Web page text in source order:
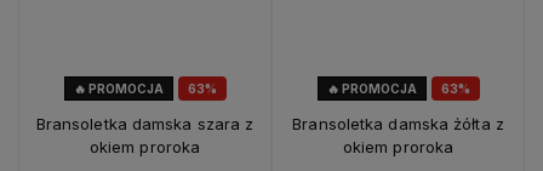
63%
🔥 PROMOCJA
Bransoletka damska szara z
okiem proroka
63%
🔥 PROMOCJA
Bransoletka damska żółta z
okiem proroka